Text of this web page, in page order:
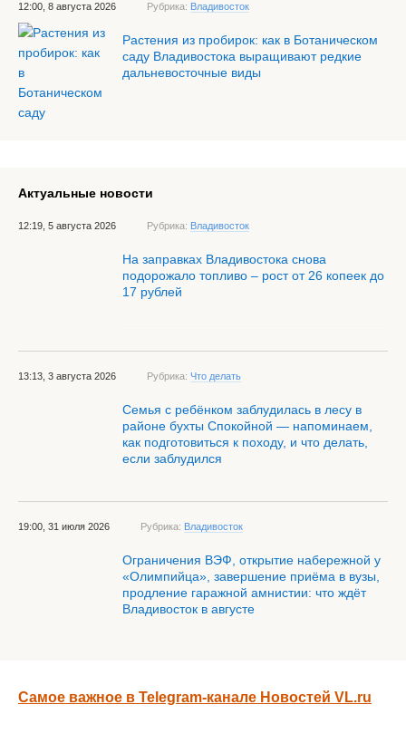
12:00, 8 августа 2026 Рубрика: Владивосток
Растения из пробирок: как в Ботаническом
саду Владивостока выращивают редкие
дальневосточные виды
Актуальные новости
12:19, 5 августа 2026 Рубрика: Владивосток
На заправках Владивостока снова
подорожало топливо – рост от 26 копеек до
17 рублей
13:13, 3 августа 2026 Рубрика: Что делать
Семья с ребёнком заблудилась в лесу в
районе бухты Спокойной — напоминаем,
как подготовиться к походу, и что делать,
если заблудился
19:00, 31 июля 2026 Рубрика: Владивосток
Ограничения ВЭФ, открытие набережной у
«Олимпийца», завершение приёма в вузы,
продление гаражной амнистии: что ждёт
Владивосток в августе
Самое важное в Telegram-канале Новостей VL.ru